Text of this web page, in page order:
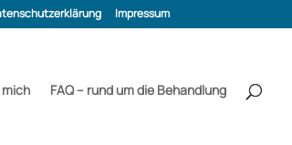
Impressum
FAQ – rund um die Behandlung